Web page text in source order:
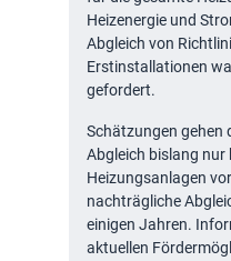
Heizenergie und
Abgleich von
Erstinstallationen
gefordert.
Schätzungen gehen
Abgleich bislang nur
Heizungsanlagen
nachträgliche
einigen Jahren.
aktuellen